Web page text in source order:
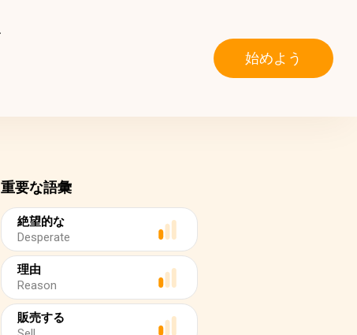
始めよう
重要な語彙
絶望的な
Desperate
理由
Reason
販売する